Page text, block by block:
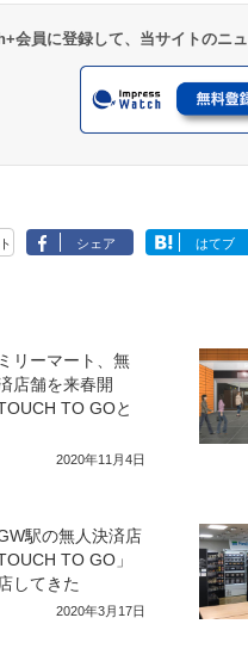
会員に登録して、当サイトのニ
シェア はてブ
リーマート、無
店舗を来春開
TO GOと
2020年11月4日
駅の無人決済店
TO GO」
してきた
2020年3月17日